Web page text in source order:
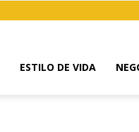
ESTILO DE VIDA